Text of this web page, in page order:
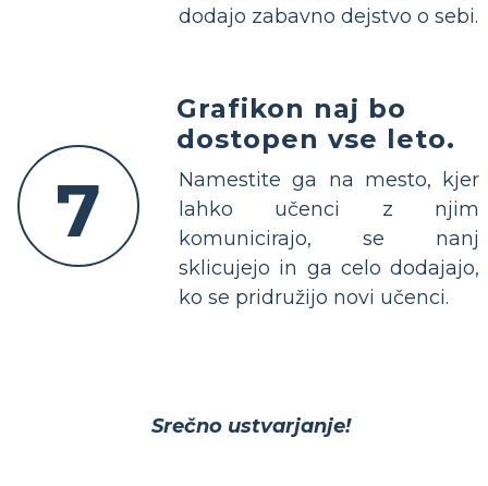
dodajo zabavno dejstvo o sebi.
7
Grafikon naj bo
dostopen vse leto.
Namestite ga na mesto, kjer
lahko učenci z njim
komunicirajo, se nanj
sklicujejo in ga celo dodajajo,
ko se pridružijo novi učenci.
Srečno ustvarjanje!